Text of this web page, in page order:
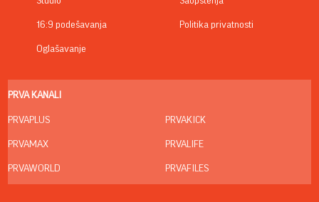
16:9 podešavanja
Oglašavanje
Politika privatnosti
PRVA KANALI
PRVAPLUS
PRVAMAX
PRVAWORLD
PRVAKICK
PRVALIFE
PRVAFILES